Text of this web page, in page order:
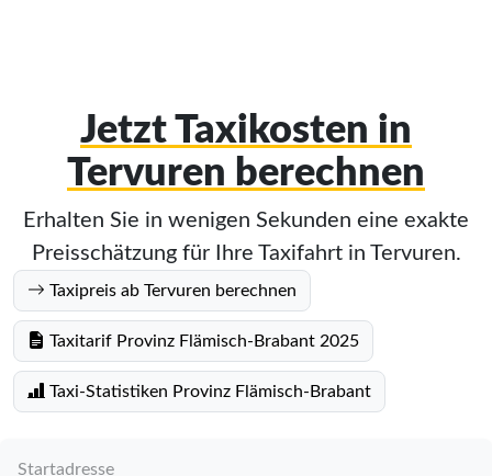
Jetzt Taxikosten in
Tervuren berechnen
Erhalten Sie in wenigen Sekunden eine exakte
Preisschätzung für Ihre Taxifahrt in Tervuren.
Taxipreis ab Tervuren berechnen
Taxitarif Provinz Flämisch-Brabant 2025
Taxi-Statistiken Provinz Flämisch-Brabant
Startadresse